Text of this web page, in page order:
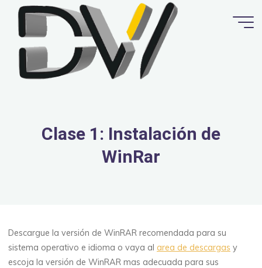
Saltar
contenido
Clase 1: Instalación de
WinRar
Descargue la versión de WinRAR recomendada para su
sistema operativo e idioma o vaya alarea de descargas y
escoja la versión de WinRAR mas adecuada para sus